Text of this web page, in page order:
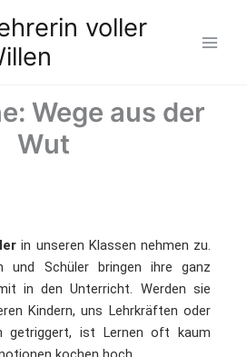
voller
Wege aus der
Wut
in unseren Klassen nehmen zu.
und Schüler bringen ihre ganz
in den Unterricht. Werden sie
Kindern, uns Lehrkräften oder
getriggert, ist Lernen oft kaum